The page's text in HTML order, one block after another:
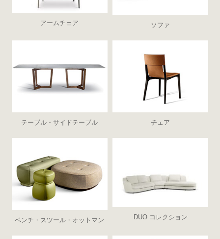
アームチェア ソファ
テーブル・サイドテーブル チェア
ベンチ・スツール・オットマン DUO コレクション